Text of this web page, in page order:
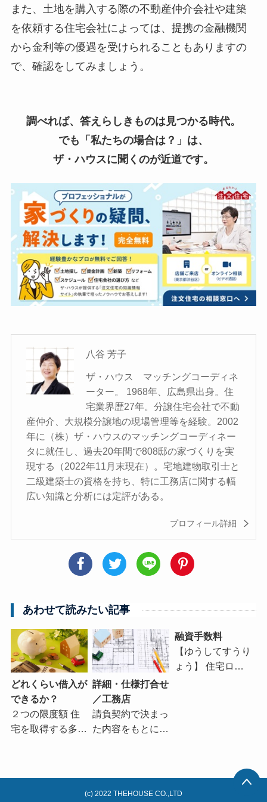
また、土地を購入する際の不動産仲介会社や建築
を依頼する住宅会社によっては、提携の金融機関
から金利等の優遇を受けられることもありますの
で、確認をしてみましょう。
調べれば、答えらしきものは見つかる時代。
でも「私たちの場合は？」は、
ザ・ハウスに聞くのが近道です。
八谷 芳子
ザ・ハウス マッチングコーディネ
ーター。 1968年、広島県出身。住
宅業界歴27年。分譲住宅会社で不動
産仲介、大規模分譲地の現場管理等を経験。2002
年に（株）ザ・ハウスのマッチングコーディネー
タに就任し、過去20年間で808邸の家づくりを実
現する（2022年11月末現在）。宅地建物取引士と
二級建築士の資格を持ち、特に工務店に関する幅
広い知識と分析には定評がある。
プロフィール詳細
あわせて読みたい記事
どれくらい借入が
できるか？
２つの限度額 住
宅を取得する多…
詳細・仕様打合せ
／工務店
請負契約で決まっ
た内容をもとに…
融資手数料
【ゆうしてすうり
ょう】 住宅ロ…
(c) 2022 THEHOUSE CO.,LTD